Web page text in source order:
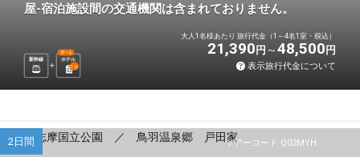
屋-宿泊施設間の交通機関は含まれておりません。
新幹線 ホテル
選べる
1 泊
大人1名様あたり 旅行代金（1～4名1室・税込）
21,390 円 48,500 円
表示旅行代金について
ツアーコード Q02MYH
2日間